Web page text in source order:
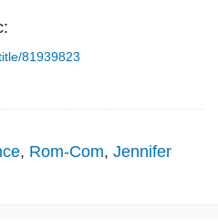
81939823
Rom-Com Jennifer